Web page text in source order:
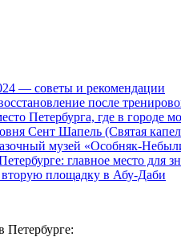
— советы и рекомендации
после
Петербурга, где в городе
Сент Шапель (Святая
музей «Особняк-
главное место для
площадку в Абу-Даби
Петербурге: